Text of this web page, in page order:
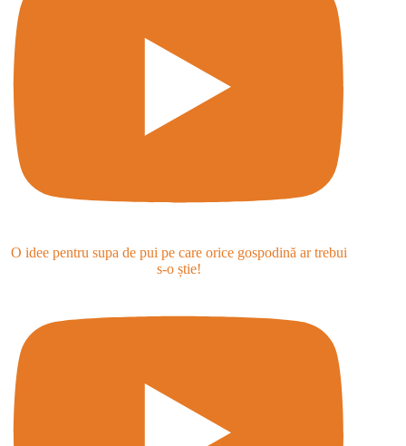
O idee pentru supa de pui pe care orice gospodină ar trebui
s-o știe!